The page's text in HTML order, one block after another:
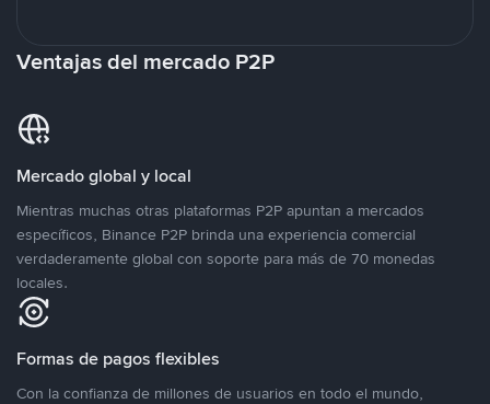
Ventajas del mercado P2P
Mercado global y local
Mientras muchas otras plataformas P2P apuntan a mercados
específicos, Binance P2P brinda una experiencia comercial
verdaderamente global con soporte para más de 70 monedas
locales.
Formas de pagos flexibles
Con la confianza de millones de usuarios en todo el mundo,